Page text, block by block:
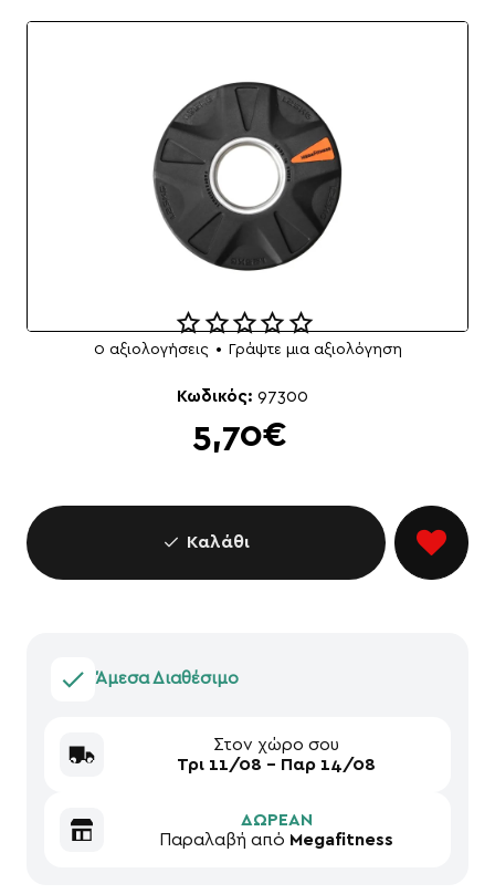
0 αξιολογήσεις • Γράψτε μια αξιολόγηση
5,70€
Κωδικός: 97300
Καλάθι
Άμεσα Διαθέσιμο
Στον χώρο σου
Τρι 11/08 - Παρ 14/08
ΔΩΡΕΑΝ
Παραλαβή από Megafitness